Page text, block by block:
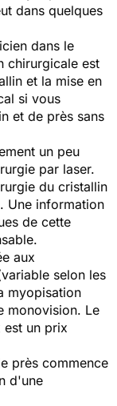
dans quelques
dans le
chirurgicale est
et la mise en
si vous
et de près sans
un peu
par laser.
du cristallin
Une information
de cette
aux
selon les
myopisation
monovision. Le
un prix
près commence
d'une